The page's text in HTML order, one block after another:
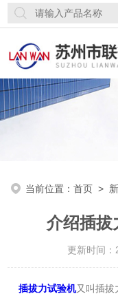
当前位置：首页 >
介绍插拔
更新时间
插拔力试验机又叫插拔